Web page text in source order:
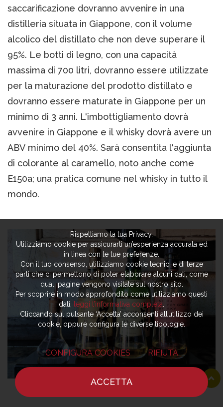
saccarificazione dovranno avvenire in una
distilleria situata in Giappone, con il volume
alcolico del distillato che non deve superare il
95%. Le botti di legno, con una capacità
massima di 700 litri, dovranno essere utilizzate
per la maturazione del prodotto distillato e
dovranno essere maturate in Giappone per un
minimo di 3 anni. L'imbottigliamento dovrà
avvenire in Giappone e il whisky dovrà avere un
ABV minimo del 40%. Sarà consentita l'aggiunta
di colorante al caramello, noto anche come
E150a; una pratica comune nel whisky in tutto il
mondo.
Rispettiamo la tua Privacy.
Utilizziamo cookie per assicurarti un’esperienza accurata ed
in linea con le tue preferenze.
Con il tuo consenso, utilizziamo cookie tecnici e di terze
parti che ci permettono di poter elaborare alcuni dati, come
quali pagine vengono visitate sul nostro sito.
Per scoprire in modo approfondito come utilizziamo questi
dati,
leggi l’informativa completa
Cliccando sul pulsante ‘Accetta’ acconsenti all’utilizzo dei
cookie, oppure configura le diverse tipologie.
CONFIGURA COOKIES RIFIUTA
ACCETTA